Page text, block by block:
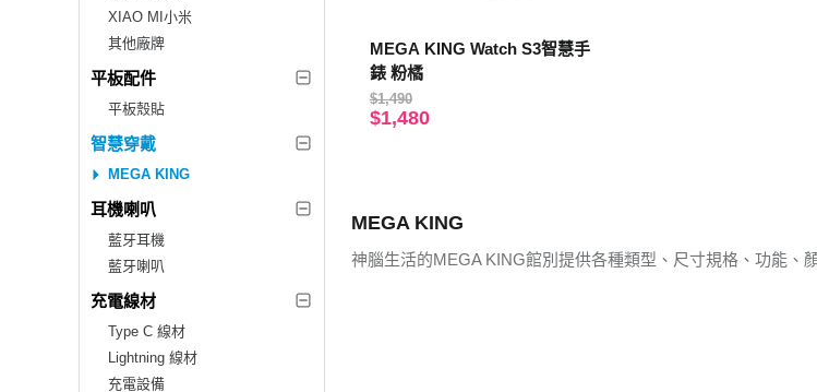
XIAO MI小米
其他廠牌
平板配件
平板殼貼
智慧穿戴
MEGA KING
耳機喇叭
藍牙耳機
藍牙喇叭
充電線材
Type C 線材
Lightning 線材
充電設備
MEGA KING Watch S3智慧手
錶 粉橘
$1,490
$1,480
MEGA KING
神腦生活的MEGA KING館別提供各種類型、尺寸規格、功能、